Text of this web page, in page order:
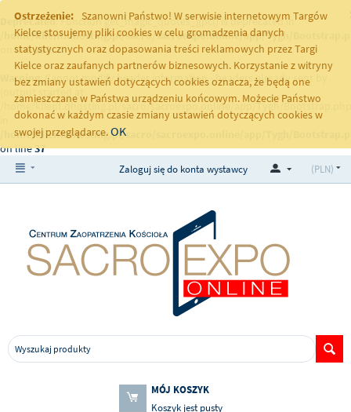
Deprecated: Function get_magic_quotes_gpc() is deprecated in
/home/klient.dhosting.pl/sacro/sacroexpo.online/app/Tygh/
on line251
Warning: Cannot modify header information - headers already sent by
(output started at
/home/klient.dhosting.pl/sacro/sacroexpo.online/app/Tygh/
/home/klient.dhosting.pl/sacro/sacroexpo.online/app/Tygh/
on line37
Ostrzeżenie:
Szanowni Państwo! W serwisie internetowym Targów
Kielce stosujemy pliki cookies w celu gromadzenia danych
statystycznych oraz dopasowania treści reklamowych przez Targi
Kielce oraz zaufanych partnerów biznesowych. Korzystanie z witryny
bez zmiany ustawień dotyczących cookies oznacza, że będą one
zamieszczane w Państwa urządzeniu końcowym. Możecie Państwo
dokonać w każdym czasie zmiany ustawień dotyczących cookies w
swojej przeglądarce.OK
(PLN)
Zaloguj się do konta wystawcy
MÓJ KOSZYK
Koszyk jest pusty